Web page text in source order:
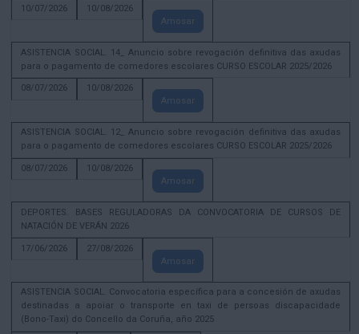
10/07/2026
10/08/2026
Amosar
ASISTENCIA SOCIAL. 14_ Anuncio sobre revogación definitiva das axudas
para o pagamento de comedores escolares CURSO ESCOLAR 2025/2026
08/07/2026
10/08/2026
Amosar
ASISTENCIA SOCIAL. 12_ Anuncio sobre revogación definitiva das axudas
para o pagamento de comedores escolares CURSO ESCOLAR 2025/2026
08/07/2026
10/08/2026
Amosar
DEPORTES. BASES REGULADORAS DA CONVOCATORIA DE CURSOS DE
NATACIÓN DE VERÁN 2026
17/06/2026
27/08/2026
Amosar
ASISTENCIA SOCIAL. Convocatoria específica para a concesión de axudas
destinadas a apoiar o transporte en taxi de persoas discapacidade
(Bono-Taxi) do Concello da Coruña, año 2025